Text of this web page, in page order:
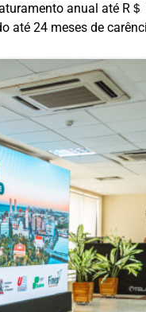
anual até R
até 24 meses de